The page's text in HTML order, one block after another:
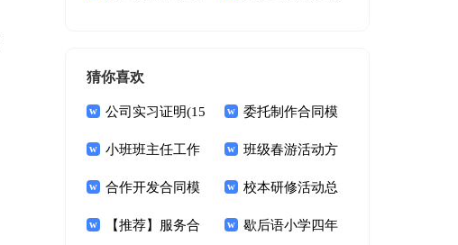
猜你喜欢
公司实习证明(15
篇)
委托制作合同模
板汇总7篇
小班班主任工作
总结
班级春游活动方
案
合作开发合同模
板锦集五篇
校本研修活动总
结
【推荐】服务合 歇后语小学四年